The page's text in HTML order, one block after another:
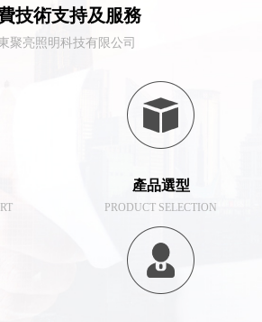
技術支持及服務
聚亮照明科技有限公司
產品選型
PRODUCT SELECTION